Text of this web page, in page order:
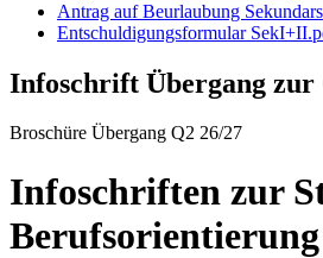
Antrag auf Beurlaubung
Entschuldigungsformular
Infoschrift Übergang zur
Broschüre Übergang Q2 26/27
Infoschriften zur
Berufsorientierung